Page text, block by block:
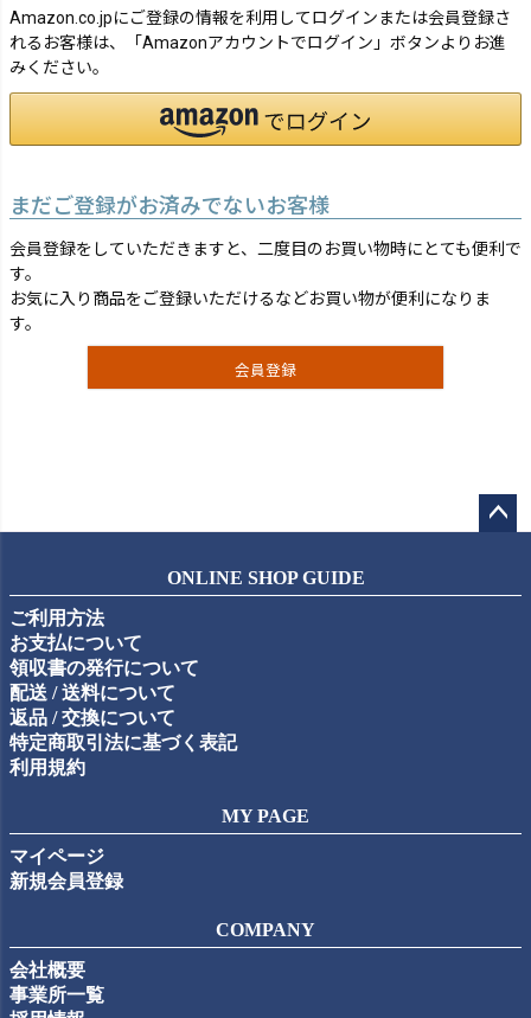
Amazon.co.jpにご登録の情報を利用してログインまたは会員登録さ
れるお客様は、「Amazonアカウントでログイン」ボタンよりお進
みください。
まだご登録がお済みでないお客様
会員登録をしていただきますと、二度目のお買い物時にとても便利で
す。
お気に入り商品をご登録いただけるなどお買い物が便利になりま
す。
会員登録
ップ
ONLINE SHOP GUIDE
ご利用方法
お支払について
領収書の発行について
配送 / 送料について
返品 / 交換について
特定商取引法に基づく表記
利用規約
MY PAGE
マイページ
新規会員登録
COMPANY
会社概要
事業所一覧